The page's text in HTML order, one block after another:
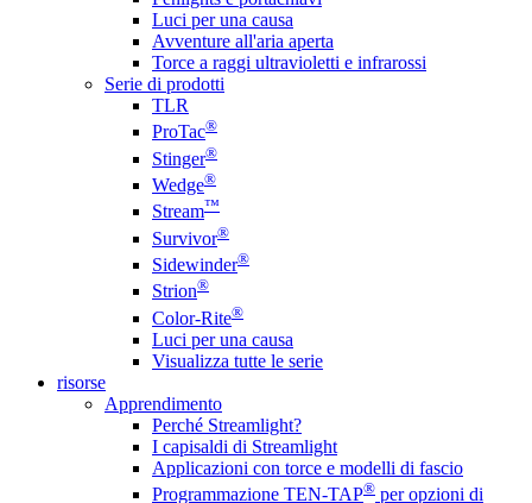
Luci per una causa
Avventure all'aria aperta
Torce a raggi ultravioletti e infrarossi
Serie di prodotti
TLR
ProTac®
Stinger®
Wedge®
Stream™
Survivor®
Sidewinder®
Strion®
Color-Rite®
Luci per una causa
Visualizza tutte le serie
risorse
Apprendimento
Perché Streamlight?
I capisaldi di Streamlight
Applicazioni con torce e modelli di fascio
Programmazione TEN-TAP® per opzioni di